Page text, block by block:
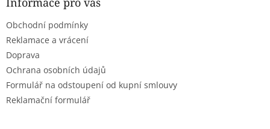
Obchodní podmínky
Reklamace a vrácení
Doprava
Ochrana osobních údajů
Formulář na odstoupení od kupní smlouvy
Reklamační formulář